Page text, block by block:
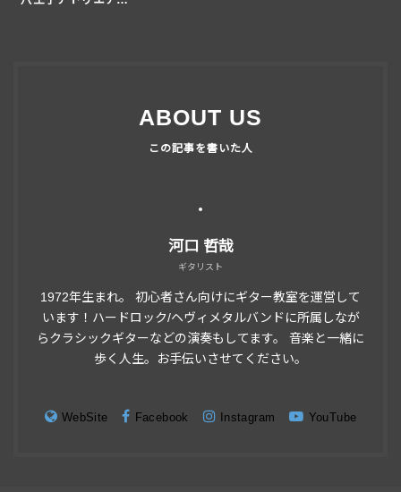
ABOUT US
河口 哲哉
ギタリスト
1972年生まれ。 初心者さん向けにギター教室を運営して
います！ハードロック/ヘヴィメタルバンドに所属しなが
らクラシックギターなどの演奏もしてます。 音楽と一緒に
歩く人生。お手伝いさせてください。
WebSite Facebook Instagram YouTube